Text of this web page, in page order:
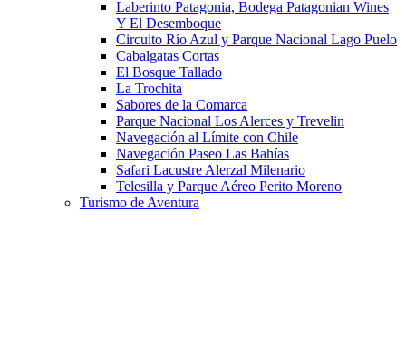
Laberinto Patagonia, Bodega Patagonian Wines
Y El Desemboque
Circuito Río Azul y Parque Nacional Lago Puelo
Cabalgatas Cortas
El Bosque Tallado
La Trochita
Sabores de la Comarca
Parque Nacional Los Alerces y Trevelin
Navegación al Límite con Chile
Navegación Paseo Las Bahías
Safari Lacustre Alerzal Milenario
Telesilla y Parque Aéreo Perito Moreno
Turismo de Aventura